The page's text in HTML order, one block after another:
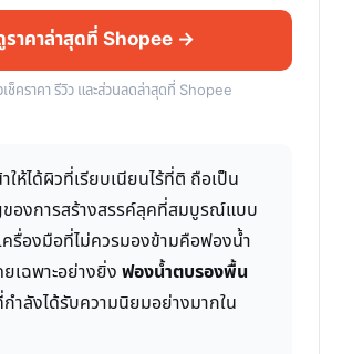
ราคาล่าสุดที่ Shopee →
ช็คราคา รีวิว และส่วนลดล่าสุดที่ Shopee
ให้ได้ผิวที่เรียบเนียนไร้ที่ติ ถือเป็น
องการสร้างสรรค์ลุคที่สมบูรณ์แบบ
ครื่องมือที่ไม่ควรมองข้ามคือฟองน้ำ
เฉพาะอย่างยิ่ง ฟองน้ำตบรองพื้น
ำลังได้รับความนิยมอย่างมากใน